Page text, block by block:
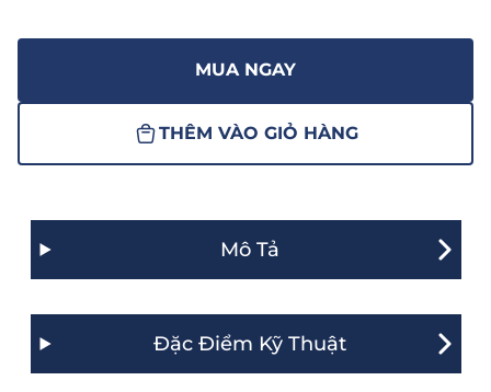
MUA NGAY
THÊM VÀO GIỎ HÀNG
Mô Tả
Đặc Điểm Kỹ Thuật